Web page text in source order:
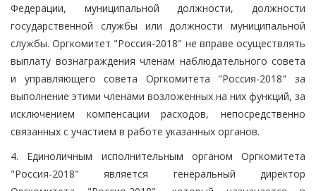
Федерации, муниципальной должности, должности
государственной службы или должности муниципальной
службы. Оргкомитет "Россия-2018" не вправе осуществлять
выплату вознаграждения членам наблюдательного совета
и управляющего совета Оргкомитета "Россия-2018" за
выполнение этими членами возложенных на них функций, за
исключением компенсации расходов, непосредственно
связанных с участием в работе указанных органов.
4. Единоличным исполнительным органом Оргкомитета
"Россия-2018" является генеральный директор